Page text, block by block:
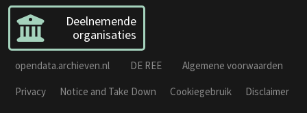
Deelnemende
organisaties
opendata.archieven.nl DE REE
Algemene voorwaarden
Privacy
Notice and Take Down Cookiegebruik
Disclaimer